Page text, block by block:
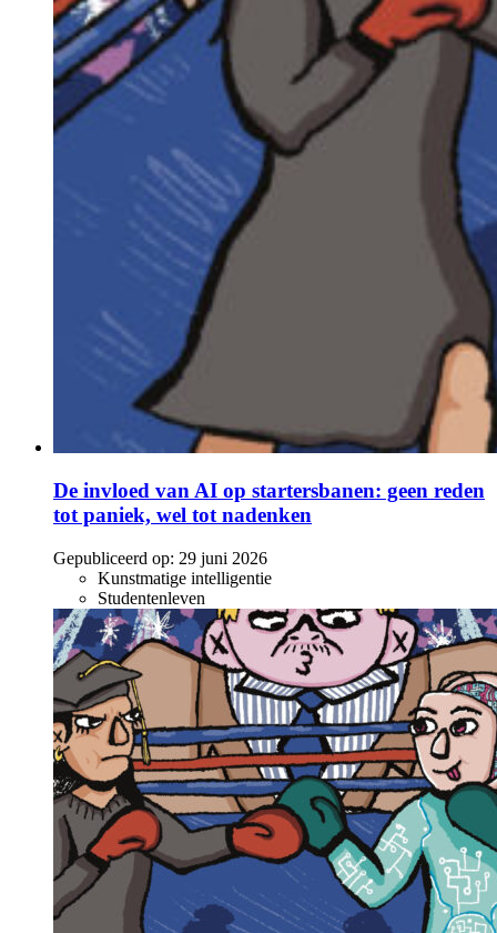
De invloed van AI op startersbanen: geen reden
tot paniek, wel tot nadenken
Gepubliceerd op: 29 juni 2026
Kunstmatige intelligentie
Studentenleven